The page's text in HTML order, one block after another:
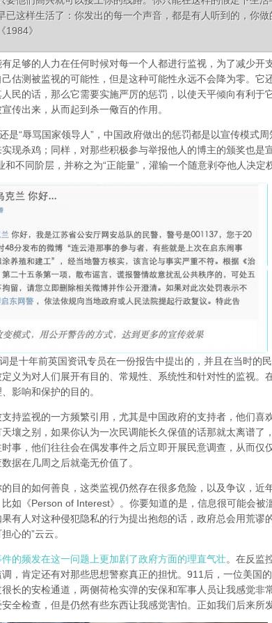
已这样生活了：你发出的每一个声音，都是有人听到的，你
》
足够的人力在任何时候对每一个人都进行监视，为了减少开
估测被监视的可能性，但是这种可能性永远不会降为零。它
民的话，那么它需要实施严厉的惩罚，以使天平倾向有利于
传出来，从而起到杀一儆百的作用。
是“辱骂国家领导人”，中国政府做出的惩罚都是以宣传模式
现杀鸡；同样，对那些积极参与举报他人的博主的颁奖也是
和不同阶层，并称之为“正能量”，灌输一个随意剥夺他人决定
是十年前英国资讯专员在一份报告中提出的，并且在当时的
义为对人们展开有目的、常规性、系统性和针对性的监视。
影响和保护的目的。
持监视的一方频繁引用，尤其是中国政府的支持者，他们喜
壤之别，如果你认为一次民调能长久保值的话那就太离谱了
事， 他们往往会在偶发事件之后立即开展民意调查，从而仅
据在几周之后就毫无价值了 。
目的如何善良，这类监视仍然存在很多危险，以及争议，近
如《Person of Interest》。 你要知道的是，信息很可能会被
有人对这种侵犯隐私的行为提出抱怨的话，政府总会用荒谬
心的”云云。
的频发在这一问题上更加剧了政府方面的理直气壮。在反监
，肯定还有对那些思想警察真正的担忧。911后，一位美国
长的安检通道，两侧荷枪实弹的安保和军事人员让我感觉非
全检查，但是仍然有些东西让我感觉害怕。正如我们后来